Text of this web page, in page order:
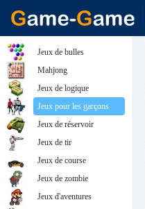
Jeux de bulles
Mahjong
Jeux de logique
Jeux pour les garçons
Jeux de réservoir
Jeux de tir
Jeux de course
Jeux de zombie
Jeux d'aventures